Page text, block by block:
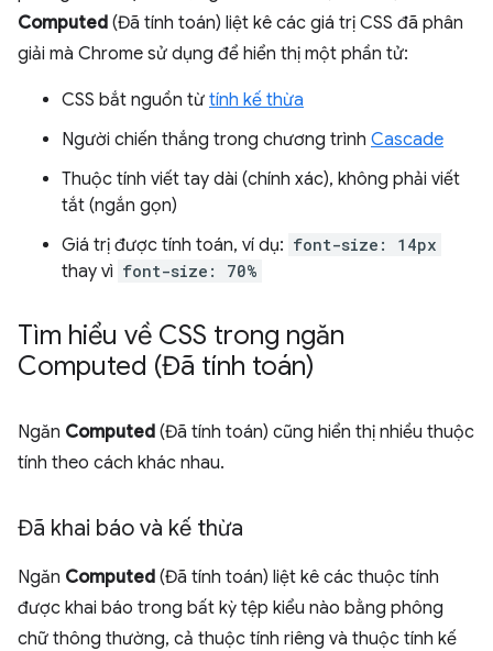
Computed (Đã tính toán) liệt kê các giá trị CSS đã phân
giải mà Chrome sử dụng để hiển thị một phần tử:
CSS bắt nguồn từ tính kế thừa
Người chiến thắng trong chương trình Cascade
Thuộc tính viết tay dài (chính xác), không phải viết
tắt (ngắn gọn)
Giá trị được tính toán, ví dụ: font-size: 14px
thay vì font-size: 70%
Tìm hiểu về CSS trong ngăn
Computed (Đã tính toán)
Ngăn Computed (Đã tính toán) cũng hiển thị nhiều thuộc
tính theo cách khác nhau.
Đã khai báo và kế thừa
Ngăn Computed (Đã tính toán) liệt kê các thuộc tính
được khai báo trong bất kỳ tệp kiểu nào bằng phông
chữ thông thường, cả thuộc tính riêng và thuộc tính kế